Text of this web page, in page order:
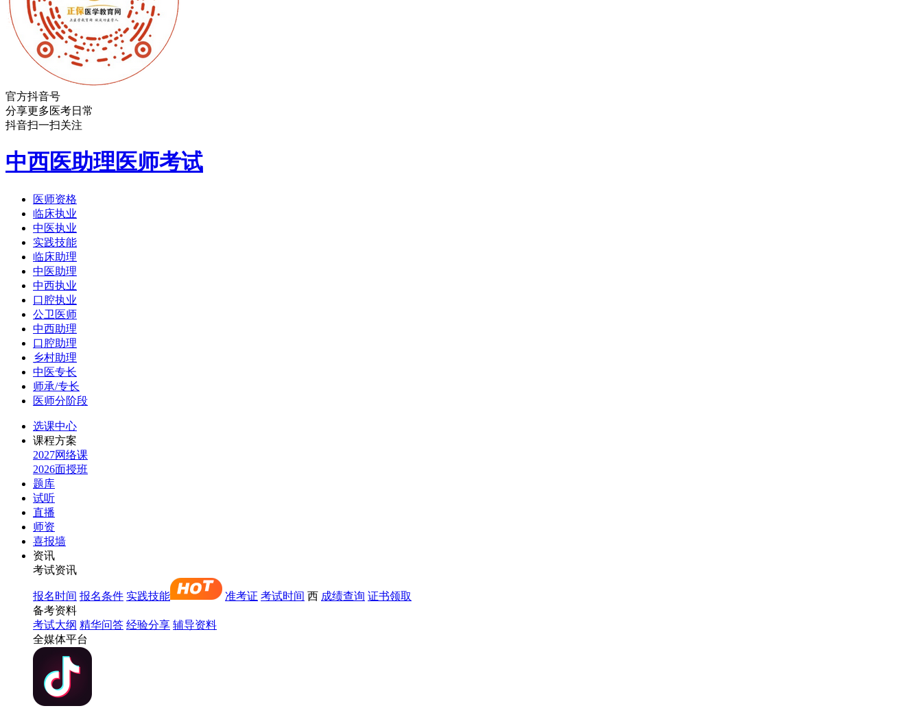
官方抖音号
分享更多医考日常
抖音扫一扫关注
中西医助理医师考试
医师资格
临床执业
中医执业
实践技能
临床助理
中医助理
中西执业
口腔执业
公卫医师
中西助理
口腔助理
乡村助理
中医专长
师承/专长
医师分阶段
选课中心
课程方案
2027网络课
2026面授班
题库
试听
直播
师资
喜报墙
资讯
考试资讯
报名时间 报名条件 实践技能 准考证 考试时间 西 成绩查询 证书领取
备考资料
考试大纲 精华问答 经验分享 辅导资料
全媒体平台